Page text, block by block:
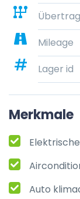
Mileage
Lager id
Merkmale
Auto